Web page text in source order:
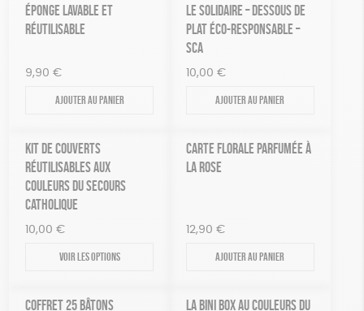
ÉPONGE LAVABLE ET
RÉUTILISABLE
9,90 €
Ajouter au panier
LE SOLIDAIRE – DESSOUS DE
PLAT ÉCO-RESPONSABLE –
SCA
10,00 €
Ajouter au panier
KIT DE COUVERTS
RÉUTILISABLES AUX
COULEURS DU SECOURS
CATHOLIQUE
10,00 €
Voir les options
CARTE FLORALE PARFUMÉE À
LA ROSE
12,90 €
Ajouter au panier
COFFRET 25 BÂTONS
LA BINI BOX AU COULEURS DU